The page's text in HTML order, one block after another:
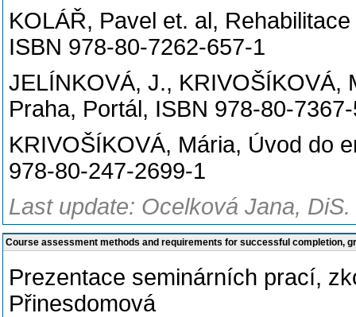
KOLÁŘ, Pavel et. al,
ISBN 978-80-7262-657-1
JELÍNKOVÁ, J., KRIVOŠÍKOVÁ,
Praha, Portál, ISBN 978-80-
KRIVOŠÍKOVÁ, Mária, Úvod do
978-80-247-2699-1
Last update: Ocelková Jana,
Course assessment methods and requirements for successful completion,
Prezentace seminárních prací,
Přinesdomová